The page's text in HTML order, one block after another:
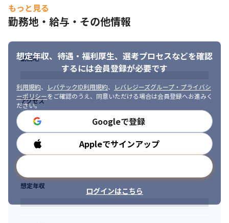
もっと見る
勤務地・給与・その他情報
想定年収、待遇・福利厚生、 選考プロセスなどを確認
するには会員登録が必要です
利用規約、 レバテックID利用規約、
レバレジーズグループ・プライバシ
ーポリシーをご確認のうえ、同意いただける場合は会員登録へお進みく
ださい。
Googleで登録
Appleでサインアップ
ログインはこちら
勤務地
アクセス
勤務時間
想定年収